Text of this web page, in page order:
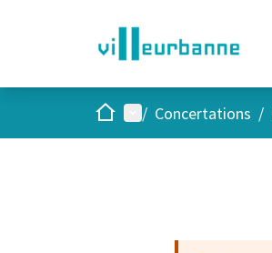
AccueilMenu principal
/ Concertations /